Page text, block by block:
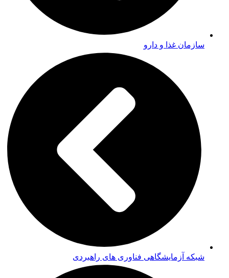
سازمان غذا و دارو
شبکه آزمایشگاهی فناوری های راهبردی